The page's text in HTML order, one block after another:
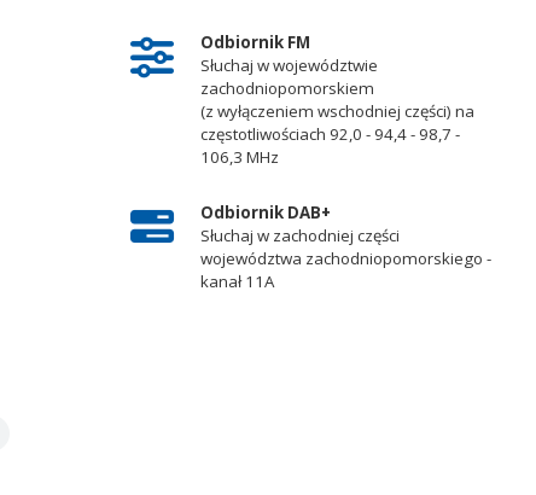
Odbiornik FM
Słuchaj w województwie
zachodniopomorskiem
(z wyłączeniem wschodniej części) na
częstotliwościach 92,0 - 94,4 - 98,7 -
106,3 MHz
Odbiornik DAB+
Słuchaj w zachodniej części
województwa zachodniopomorskiego -
kanał 11A